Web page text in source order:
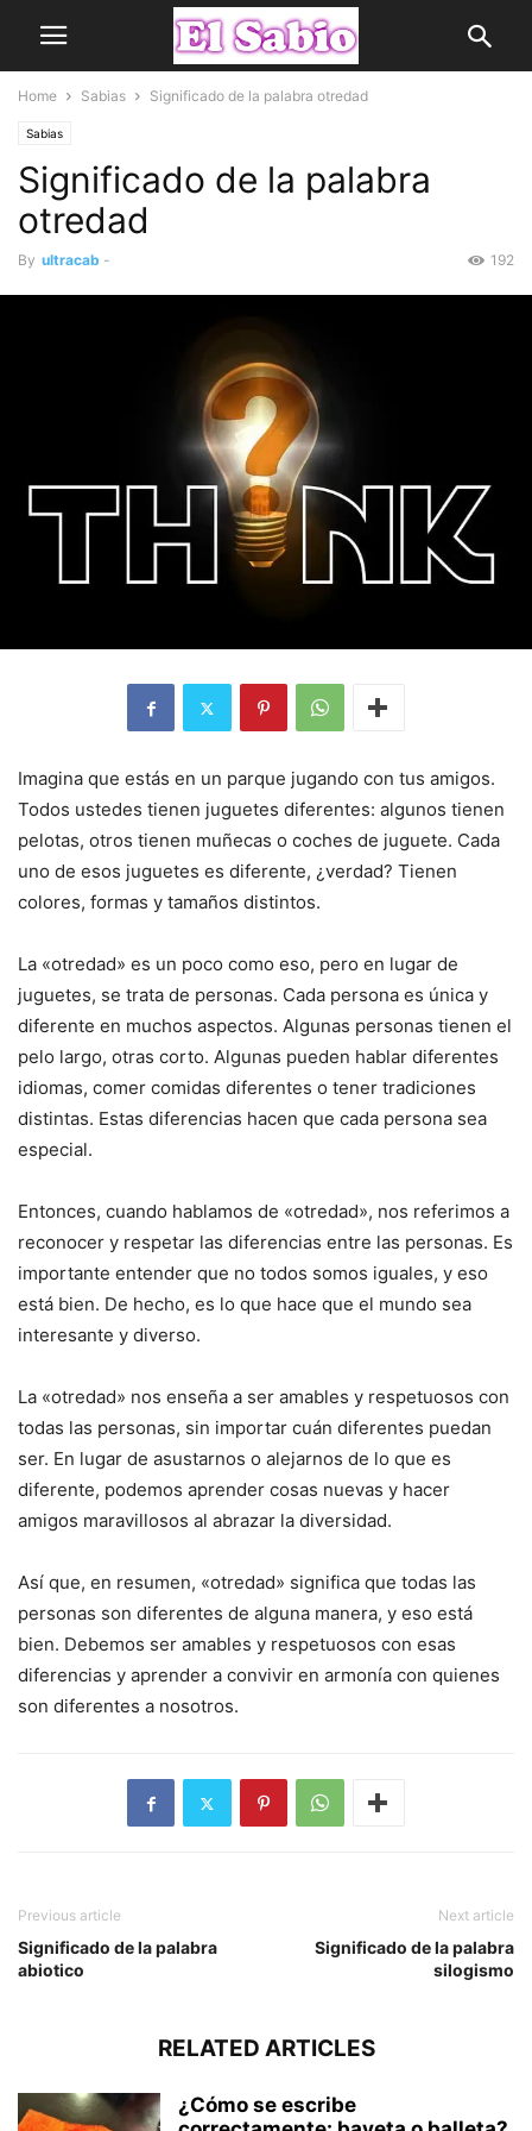
Home Sabias Significado de la palabra otredad
Sabias
Significado de la palabra
otredad
By ultracab - 192
Imagina que estás en un parque jugando con tus amigos.
Todos ustedes tienen juguetes diferentes: algunos tienen
pelotas, otros tienen muñecas o coches de juguete. Cada
uno de esos juguetes es diferente, ¿verdad? Tienen
colores, formas y tamaños distintos.
La «otredad» es un poco como eso, pero en lugar de
juguetes, se trata de personas. Cada persona es única y
diferente en muchos aspectos. Algunas personas tienen el
pelo largo, otras corto. Algunas pueden hablar diferentes
idiomas, comer comidas diferentes o tener tradiciones
distintas. Estas diferencias hacen que cada persona sea
especial.
Entonces, cuando hablamos de «otredad», nos referimos a
reconocer y respetar las diferencias entre las personas. Es
importante entender que no todos somos iguales, y eso
está bien. De hecho, es lo que hace que el mundo sea
interesante y diverso.
La «otredad» nos enseña a ser amables y respetuosos con
todas las personas, sin importar cuán diferentes puedan
ser. En lugar de asustarnos o alejarnos de lo que es
diferente, podemos aprender cosas nuevas y hacer
amigos maravillosos al abrazar la diversidad.
Así que, en resumen, «otredad» significa que todas las
personas son diferentes de alguna manera, y eso está
bien. Debemos ser amables y respetuosos con esas
diferencias y aprender a convivir en armonía con quienes
son diferentes a nosotros.
Previous article
Significado de la palabra
abiotico
Next article
Significado de la palabra
silogismo
RELATED ARTICLES
¿Cómo se escribe